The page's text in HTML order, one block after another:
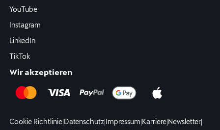
YouTube
Instagram
LinkedIn
TikTok
Wir akzeptieren
Cookie Richtlinie|Datenschutz|Impressum|Karriere|Newsletter|